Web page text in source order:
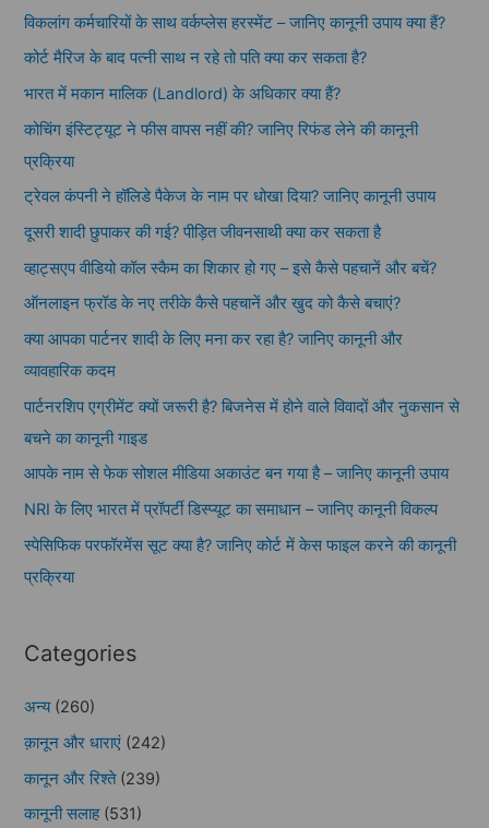
विकलांग कर्मचारियों के साथ वर्कप्लेस हरस्मेंट – जानिए कानूनी उपाय क्या हैं?
कोर्ट मैरिज के बाद पत्नी साथ न रहे तो पति क्या कर सकता है?
भारत में मकान मालिक (Landlord) के अधिकार क्या हैं?
कोचिंग इंस्टिट्यूट ने फीस वापस नहीं की? जानिए रिफंड लेने की कानूनी
प्रक्रिया
ट्रेवल कंपनी ने हॉलिडे पैकेज के नाम पर धोखा दिया? जानिए कानूनी उपाय
दूसरी शादी छुपाकर की गई? पीड़ित जीवनसाथी क्या कर सकता है
व्हाट्सएप वीडियो कॉल स्कैम का शिकार हो गए – इसे कैसे पहचानें और बचें?
ऑनलाइन फ्रॉड के नए तरीके कैसे पहचानें और खुद को कैसे बचाएं?
क्या आपका पार्टनर शादी के लिए मना कर रहा है? जानिए कानूनी और
व्यावहारिक कदम
पार्टनरशिप एग्रीमेंट क्यों जरूरी है? बिजनेस में होने वाले विवादों और नुकसान से
बचने का कानूनी गाइड
आपके नाम से फेक सोशल मीडिया अकाउंट बन गया है – जानिए कानूनी उपाय
NRI के लिए भारत में प्रॉपर्टी डिस्प्यूट का समाधान – जानिए कानूनी विकल्प
स्पेसिफिक परफॉरमेंस सूट क्या है? जानिए कोर्ट में केस फाइल करने की कानूनी
प्रक्रिया
Categories
अन्य(260)
क़ानून और धाराएं (242)
कानून और रिश्ते(239)
कानूनी सलाह(531)